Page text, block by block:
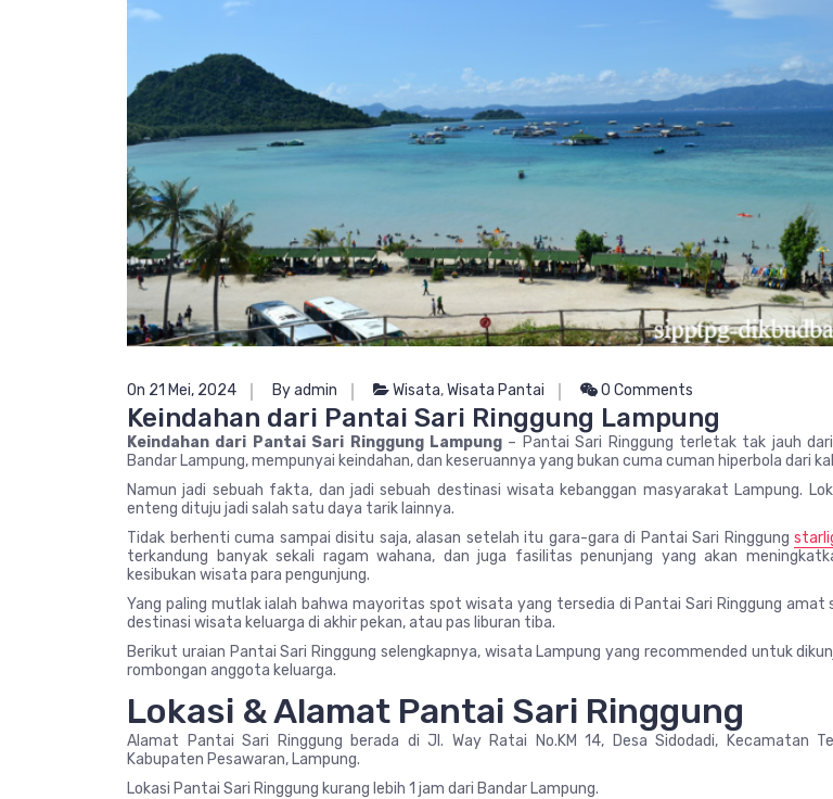
On 21 Mei, 2024 By admin Wisata,Wisata Pantai 0 Comments
Keindahan dari Pantai Sari Ringgung Lampung
Keindahan dari Pantai Sari Ringgung Lampung – Pantai Sari Ringgung terletak tak jauh
Bandar Lampung, mempunyai keindahan, dan keseruannya yang bukan cuma cuman hiperbola dari
Namun jadi sebuah fakta, dan jadi sebuah destinasi wisata kebanggan masyarakat Lampung.
enteng dituju jadi salah satu daya tarik lainnya.
Tidak berhenti cuma sampai disitu saja, alasan setelah itu gara-gara di Pantai Sari Ringgung
terkandung banyak sekali ragam wahana, dan juga fasilitas penunjang yang akan
kesibukan wisata para pengunjung.
Yang paling mutlak ialah bahwa mayoritas spot wisata yang tersedia di Pantai Sari Ringgung amat
destinasi wisata keluarga di akhir pekan, atau pas liburan tiba.
Berikut uraian Pantai Sari Ringgung selengkapnya, wisata Lampung yang recommended untuk
rombongan anggota keluarga.
Lokasi & Alamat Pantai Sari Ringgung
Alamat Pantai Sari Ringgung berada di Jl. Way Ratai No.KM 14, Desa Sidodadi, Kecamatan
Kabupaten Pesawaran, Lampung.
Lokasi Pantai Sari Ringgung kurang lebih 1 jam dari Bandar Lampung.